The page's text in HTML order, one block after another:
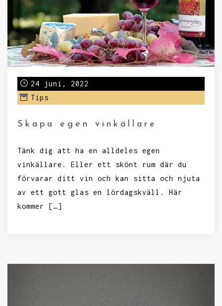
24 juni, 2022
Tips
Skapa egen vinkällare
Tänk dig att ha en alldeles egen
vinkällare. Eller ett skönt rum där du
förvarar ditt vin och kan sitta och njuta
av ett gott glas en lördagskväll. Här
kommer […]